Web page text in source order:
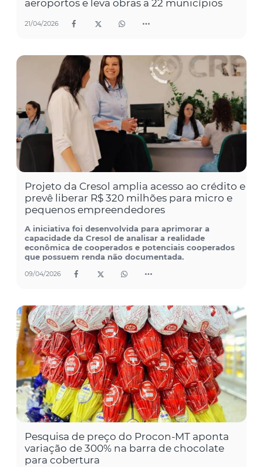
aeroportos e leva obras a 22 municípios
21/04/2026
Projeto da Cresol amplia acesso ao crédito e
prevê liberar R$ 320 milhões para micro e
pequenos empreendedores
A iniciativa foi desenvolvida para aprimorar a
capacidade da Cresol de analisar a realidade
econômica de cooperados e potenciais cooperados
que possuem renda não documentada.
09/04/2026
Pesquisa de preço do Procon-MT aponta
variação de 300% na barra de chocolate
para cobertura